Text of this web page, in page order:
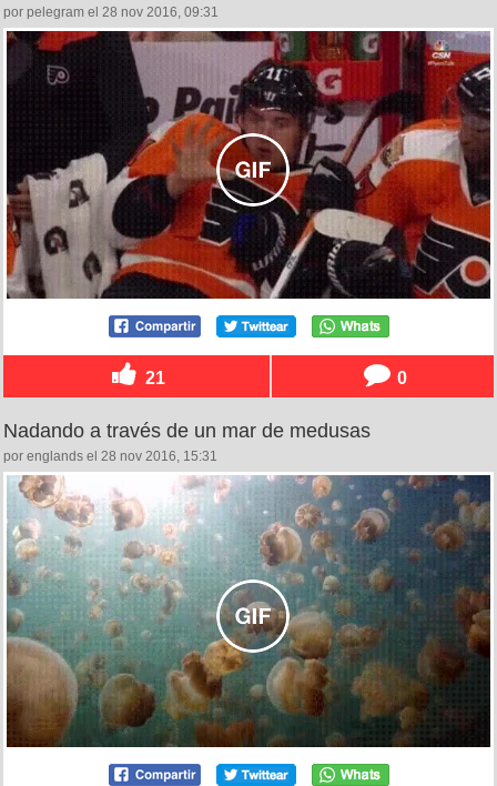
por pelegram el 28 nov 2016, 09:31
21 0
Nadando a través de un mar de medusas
por englands el 28 nov 2016, 15:31